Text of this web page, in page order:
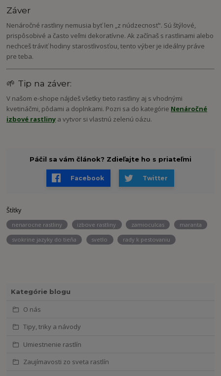
Kategórie blogu
O nás
Tipy, triky a návody
Umiestnenie rastlín
Zaujímavosti zo sveta rastlín
Záver
Nenáročné rastliny nemusia byť len „z núdzecnosť“. Sú štýlové,
prispôsobivé a často veľmi dekoratívne. Ak začínaš s rastlinami alebo
nechceš tráviť hodiny starostlivosťou, tento výber je ideálny práve
pre teba.
🌱 Tip na záver:
V našom e-shope nájdeš všetky tieto rastliny aj s vhodnými
kvetináčmi, pôdami a doplnkami. Pozri sa do kategórie Nenáročné
izbové rastliny a vytvor si vlastnú zelenú oázu.
Páčil sa vám článok? Zdieľajte ho s priateľmi
Facebook Twitter
Štítky
nenarocne rastliny izbove rastliny zamioculcas maranta
svokrine jazyky do tieňa svetlo rady k pestovaniu